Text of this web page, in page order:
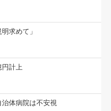
求めて」
計上
体病院は不安視